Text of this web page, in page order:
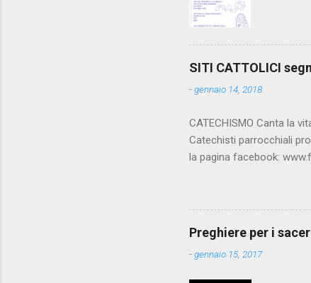
SITI CATTOLICI
-gennaio 14, 2018
CATECHISMO Canta la
Catechisti parrocchiali
la pagina facebook:
Luciani, oroscopo... da
www.vatican.va/archive/
www.vatican.va/archive/
Imma , ...
Preghiere per i
-gennaio 15, 2017